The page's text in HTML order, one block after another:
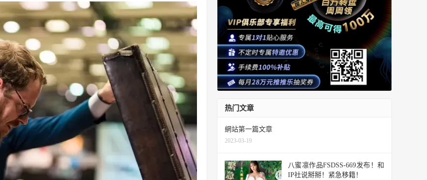
热门文章
網站第一篇文章
2023-03-19
八蜜凛作品FSDSS-669发布！和
IP社说掰掰！紧急移籍！